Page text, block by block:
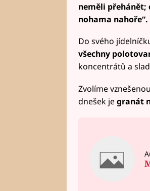
neměli přehánět;
nohama nahoře“.
Do svého
všechny
koncentrátů a
Zvolíme
dnešek jegranát